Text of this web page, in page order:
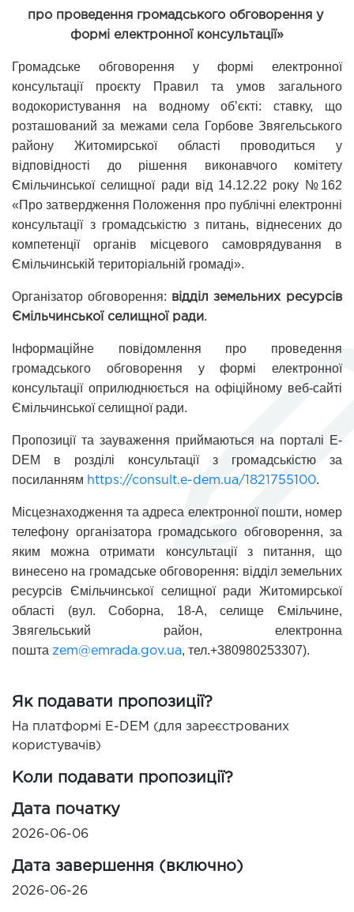
про проведення громадського обговорення у
формі електронної консультації»
Громадське обговорення у формі електронної
консультації проєкту Правил та умов загального
водокористування на водному об’єкті: ставку, що
розташований за межами села Горбове Звягельського
району Житомирської області проводиться у
відповідності до рішення виконавчого комітету
Ємільчинської селищної ради від 14.12.22 року №162
«Про затвердження Положення про публічні електронні
консультації з громадськістю з питань, віднесених до
компетенції органів місцевого самоврядування в
Ємільчинській територіальній громаді».
Організатор обговорення: відділ земельних ресурсів
Ємільчинської селищної ради.
Інформаційне повідомлення про проведення
громадського обговорення у формі електронної
консультації оприлюднюється на офіційному веб-сайті
Ємільчинської селищної ради.
Пропозиції та зауваження приймаються на порталі E-
DEM в розділі консультації з громадськістю за
посиланням https://consult.e-dem.ua/1821755100.
Місцезнаходження та адреса електронної пошти, номер
телефону організатора громадського обговорення, за
яким можна отримати консультації з питання, що
винесено на громадське обговорення: відділ земельних
ресурсів Ємільчинської селищної ради Житомирської
області (вул. Соборна, 18-А, селище Ємільчине,
Звягельський район, електронна
пошта zem@emrada.gov.ua, тел.+380980253307).
Як подавати пропозиції?
На платформі E-DEM (для зареєстрованих
користувачів)
Коли подавати пропозиції?
Дата початку
2026-06-06
Дата завершення (включно)
2026-06-26